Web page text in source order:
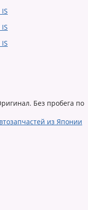
Без пробега по
из Японии